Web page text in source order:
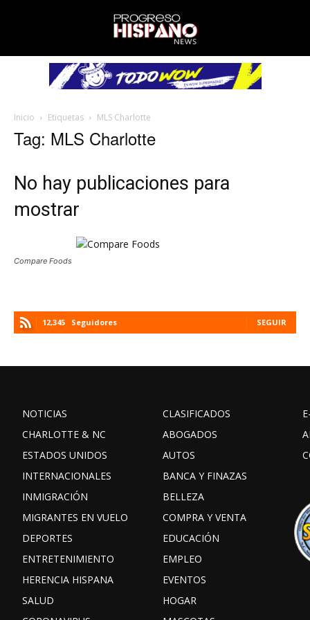
Inicio Etiquetas MLS Charlotte
Tag: MLS Charlotte
No hay publicaciones para
mostrar
Compare Foods
12,345 Seguidores SEGUIR
NOTICIAS
CHARLOTTE & NC
ESTADOS UNIDOS
INTERNACIONALES
INMIGRACIÓN
MIGRANTES EN VUELO
DEPORTES
ENTRETENIMIENTO
HERENCIA HISPANA
SALUD
CLASIFICADOS
ABOGADOS
AUTOS
BANCA Y FINAZAS
BELLEZA
COMPRA Y VENTA
EDUCACIÓN
EMPLEO
EVENTOS
HOGAR